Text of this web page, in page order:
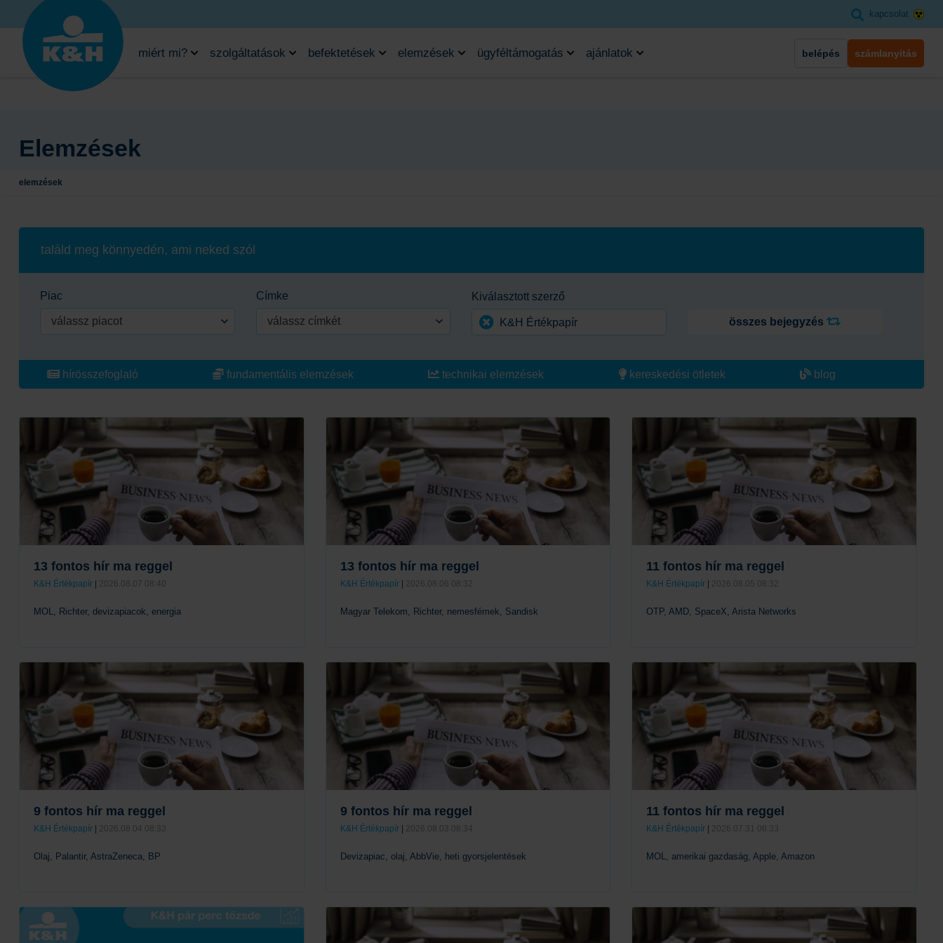
kapcsolat
miért mi? szolgáltatások befektetések elemzések ügyféltámogatás ajánlatok belépés számlanyitás
Elemzések
elemzések
találd meg könnyedén, ami neked szól
Piac
válassz piacot
Címke
válassz címkét
Kiválasztott szerző
K&H Értékpapír összes bejegyzés
hírösszefoglaló fundamentális elemzések technikai elemzések kereskedési ötletek blog
13 fontos hír ma reggel
K&H Értékpapír 2026.08.07 08:40
MOL, Richter, devizapiacok, energia
Tovább
13 fontos hír ma reggel
K&H Értékpapír| 2026.08.06 08:32
Magyar Telekom, Richter, nemesfémek, Sandisk
Tovább
11 fontos hír ma reggel
K&H Értékpapír 2026.08.05 08:32
OTP, AMD, SpaceX, Arista Networks
Tovább
9 fontos hír ma reggel
K&H Értékpapír 2026.08.04 08:33
Olaj, Palantir, AstraZeneca, BP
Tovább
9 fontos hír ma reggel
K&H Értékpapír| 2026.08.03 08:34
Devizapiac, olaj, AbbVie, heti gyorsjelentések
Tovább
11 fontos hír ma reggel
K&H Értékpapír 2026.07.31 08:33
MOL, amerikai gazdaság, Apple, Amazon
Tovább